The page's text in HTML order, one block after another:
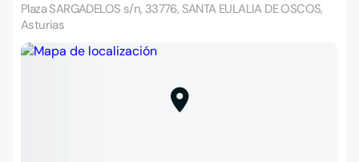
Plaza SARGADELOS s/n, 33776, SANTA EULALIA DE OSCOS,
Asturias